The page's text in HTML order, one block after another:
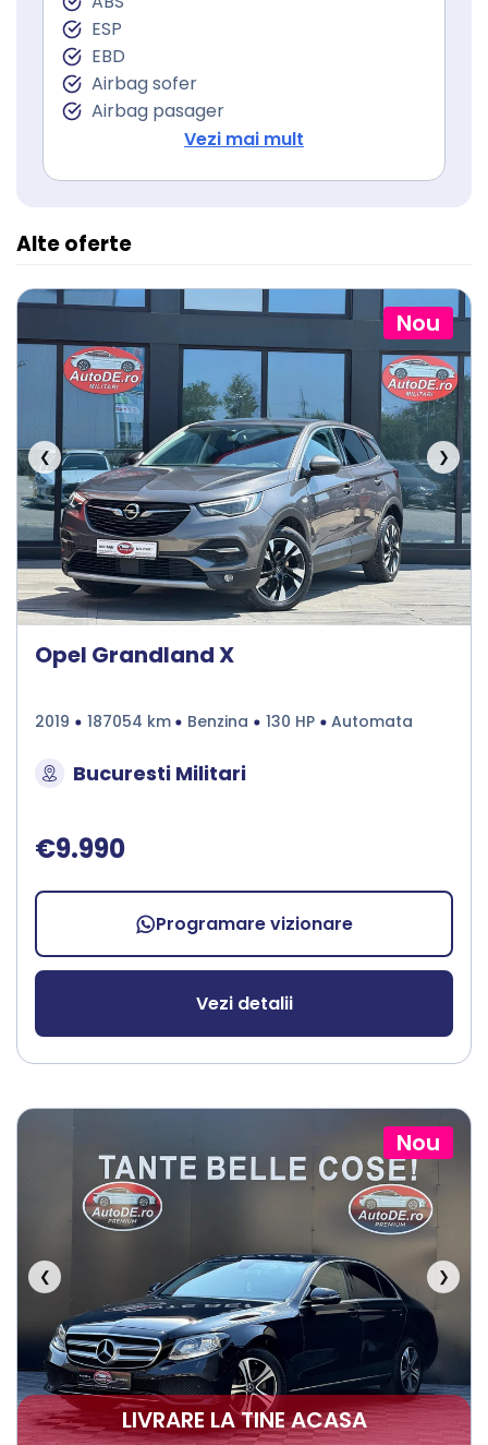
Sistem Start Stop
Senzori presiune roti
Frana parcare electrica
Servodirecţie
ESP
EBD
Airbag sofer
Airbag pasager
Isofix (puncte de prindere a scaunului
Vezi mai mult
Alte oferte
Nou
❮ ❯
Opel Grandland X
2019 187054 km Benzina 130 HP Automata
Bucuresti Militari
€9.990
Programare vizionare
Vezi detalii
Nou
❮ ❯
LIVRARE LA TINE ACASA